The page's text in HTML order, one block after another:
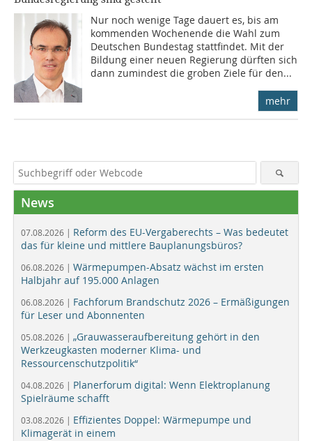
Nur noch wenige Tage dauert es, bis am
kommenden Wochenende die Wahl zum
Deutschen Bundestag stattfindet. Mit der
Bildung einer neuen Regierung dürften sich
dann zumindest die groben Ziele für den...
mehr
News
07.08.2026 | Reform des EU-Vergaberechts – Was bedeutet
das für kleine und mittlere Bauplanungsbüros?
06.08.2026 | Wärmepumpen-Absatz wächst im ersten
Halbjahr auf 195.000 Anlagen
06.08.2026 | Fachforum Brandschutz 2026 – Ermäßigungen
für Leser und Abonnenten
05.08.2026 | „Grauwasseraufbereitung gehört in den
Werkzeugkasten moderner Klima- und
Ressourcenschutzpolitik“
04.08.2026 | Planerforum digital: Wenn Elektroplanung
Spielräume schafft
03.08.2026 | Effizientes Doppel: Wärmepumpe und
Klimagerät in einem